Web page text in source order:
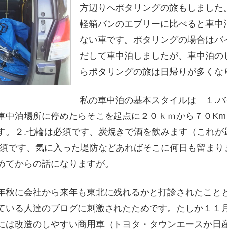
方辺りへポタリングの旅もしました
軽箱バンのエブリーに比べると車中
ない車です。ポタリングの場合はバ
だして車中泊しましたが、車中泊の
らポタリングの旅は日帰りが多くな
私の車中泊の基本スタイルは １.バ
中泊場所に停めたらそこを起点に２０ｋｍから７０
。２.七輪は必須です、炭焼きで酒を飲みます（これが
です、気に入った堤防などあればそこに何日も留
からの話になりますが。
秋に会社から来年も東北に残れるかと打診されたこと
いる人達のブログに刺激されたためです。たしか１１
は改造のしやすい商用車（トヨタ・タウンエースか日